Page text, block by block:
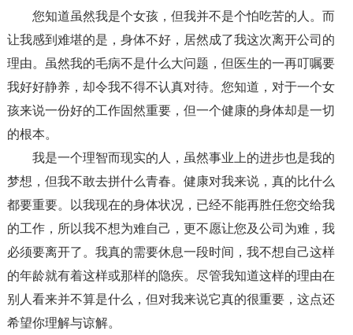
您知道虽然我是个女孩，但我并不是个怕吃苦的人。而
让我感到难堪的是，身体不好，居然成了我这次离开公司的
理由。虽然我的毛病不是什么大问题，但医生的一再叮嘱要
我好好静养，却令我不得不认真对待。您知道，对于一个女
孩来说一份好的工作固然重要，但一个健康的身体却是一切
的根本。
我是一个理智而现实的人，虽然事业上的进步也是我的
梦想，但我不敢去拼什么青春。健康对我来说，真的比什么
都要重要。以我现在的身体状况，已经不能再胜任您交给我
的工作，所以我不想为难自己，更不愿让您及公司为难，我
必须要离开了。我真的需要休息一段时间，我不想自己这样
的年龄就有着这样或那样的隐疾。尽管我知道这样的理由在
别人看来并不算是什么，但对我来说它真的很重要，这点还
希望你理解与谅解。